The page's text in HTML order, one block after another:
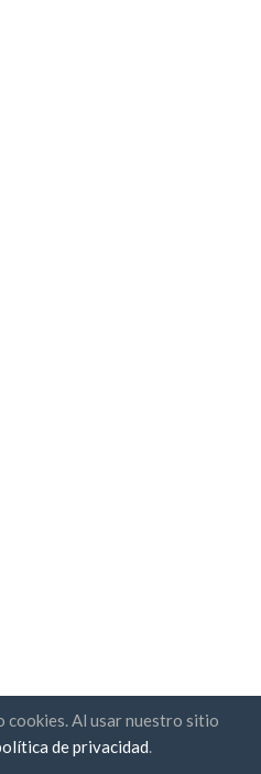
cookies. Al usar nuestro sitio
de privacidad